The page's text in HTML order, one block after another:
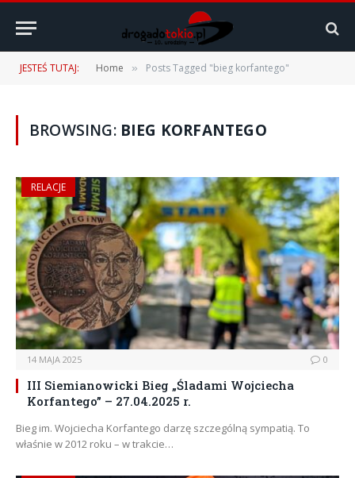
JESTEŚ TUTAJ: Home » Posts Tagged "bieg korfantego"
BROWSING: BIEG KORFANTEGO
RELACJE
14 MAJA 2025 0
III Siemianowicki Bieg „Śladami Wojciecha
Korfantego” – 27.04.2025 r.
Bieg im. Wojciecha Korfantego darzę szczególną sympatią. To
właśnie w 2012 roku – w trakcie…